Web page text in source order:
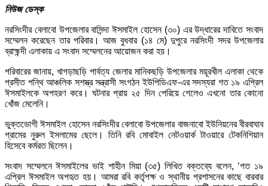
নিউজ ডেস্ক
নরসিংদীর বেলাবো উপজেলার বাসিন্দা ঈসমাইল হোসেন (৩০) এর উদ্ধারের দাবিতে সংবাদ
সম্মেলন করেছেন তার পরিবার। আজ বুধবার (১৪ মে) দুপুরে নরসিংদী সদর উপজেলার
ব্রাহ্মন্দী এলাকায় এ সংবাদ সম্মেলনের আয়োজন করা হয়।
পরিবারের জানায়, খাগড়াছড়ি পার্বত্য জেলার মানিকছড়ি উপজেলার ময়ূরখীল এলাকা থেকে
প্রসীত পন্থি আঞ্চলিক সশস্ত্র সন্ত্রাসী সংগঠন ইউপিডিএফ-এর সদস্যরা গত ১৯ এপ্রিল
ঈসমাইলকে অপহরণ করে। ঘটনার প্রায় ২৫ দিন পেরিয়ে গেলেও এখনো তার কোনো
খোঁজ মেলেনি।
ভুক্তভোগী ঈসমাইল হোসেন নরসিংদীর বেলাবো উপজেলার বাজনাবো ইউনিয়নের বীরবাঘাব
গ্রামের নুরুল ইসলামের ছেলে। তিনি রবি মোবাইল নেটওয়ার্ক টাওয়ারে টেকনিশিয়ান
হিসেবে কর্মরত ছিলেন।
সংবাদ সম্মেলনে ঈসমাইলের ভাই শাহীন মিয়া (৩৫) লিখিত বক্তব্যে বলেন, ‘গত ১৯
এপ্রিল ঈসমাইল অপহৃত হয়। আমরা রবি কর্তৃপক্ষ ও স্থানীয় প্রশাসনের কাছে বারবার